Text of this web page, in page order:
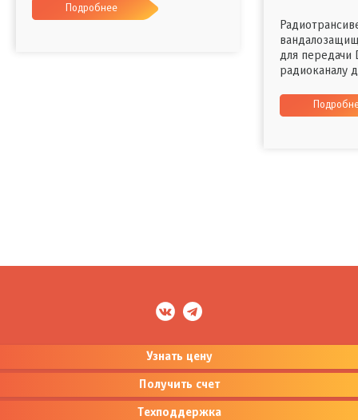
Подробнее
для передачи
радиоканалу
Узнать цену
Получить счет
Техподдержка